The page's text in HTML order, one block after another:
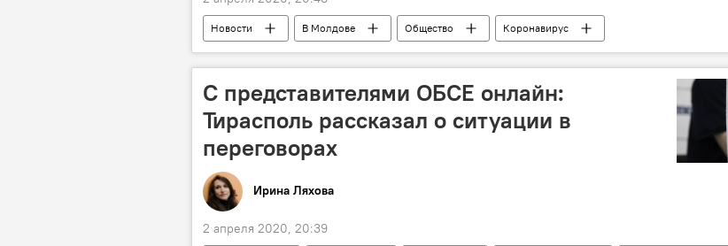
Новости В Молдове Общество Коронавирус
С представителями ОБСЕ онлайн:
Тирасполь рассказал о ситуации в
переговорах
Ирина Ляхова
2 апреля 2020, 20:39